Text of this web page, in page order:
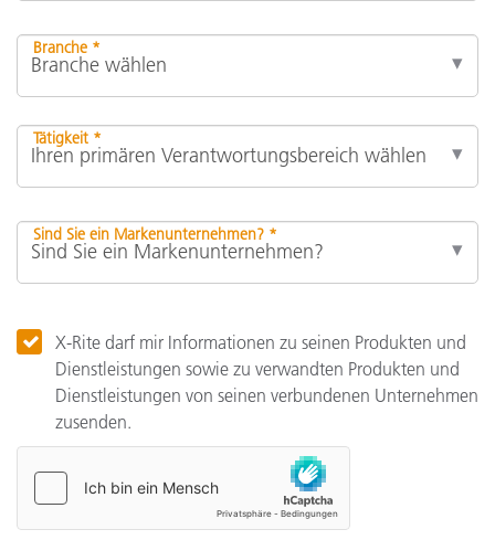
Branche *
Tätigkeit *
Sind Sie ein Markenunternehmen? *
X-Rite darf mir Informationen zu seinen Produkten und
Dienstleistungen sowie zu verwandten Produkten und
Dienstleistungen von seinen verbundenen Unternehmen
zusenden.